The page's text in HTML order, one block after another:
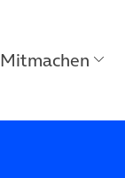
Mitmachen